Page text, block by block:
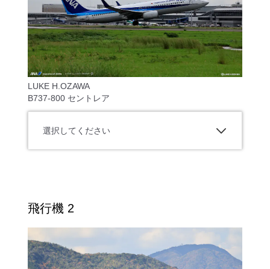
LUKE H.OZAWA
B737-800 セントレア
選択してください
飛行機 2